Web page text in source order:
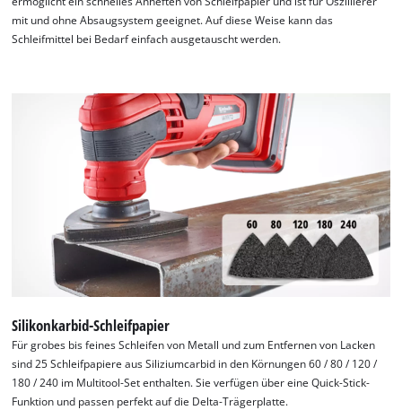
mit und ohne Absaugsystem geeignet. Auf diese Weise kann das
Schleifmittel bei Bedarf einfach ausgetauscht werden.
Silikonkarbid-Schleifpapier
Für grobes bis feines Schleifen von Metall und zum Entfernen von Lacken
sind 25 Schleifpapiere aus Siliziumcarbid in den Körnungen 60 / 80 / 120 /
180 / 240 im Multitool-Set enthalten. Sie verfügen über eine Quick-Stick-
Funktion und passen perfekt auf die Delta-Trägerplatte.